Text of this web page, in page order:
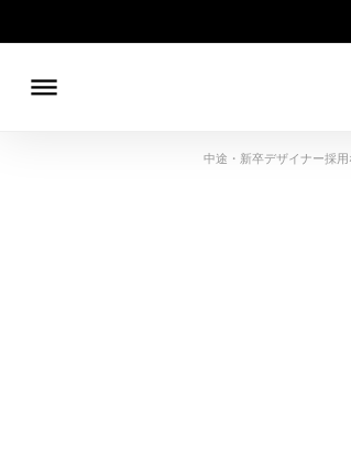
dehaze
中途・新卒デザイナー採